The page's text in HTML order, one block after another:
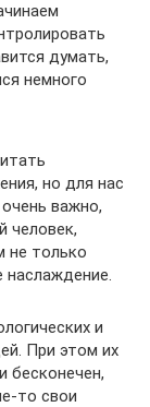
думать,
немного
но для нас
важно,
человек,
не только
наслаждение.
и
При этом их
бесконечен,
то свои